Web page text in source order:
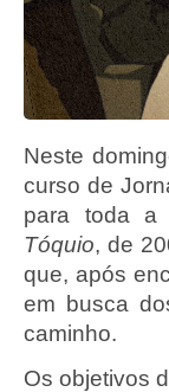
Neste
curso de
para toda a
Tóquio, de
que, após
em busca
caminho.
Os objetivos